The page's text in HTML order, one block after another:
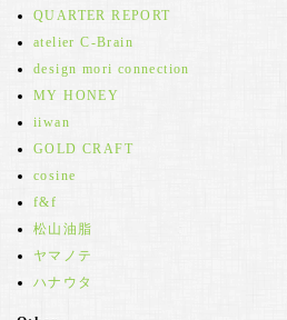
QUARTER REPORT
atelier C-Brain
design mori connection
MY HONEY
iiwan
GOLD CRAFT
cosine
f&f
松山油脂
ヤマノテ
ハナウタ